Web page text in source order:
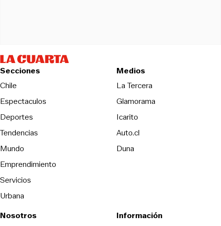
Secciones
Chile
Espectaculos
Deportes
Tendencias
Mundo
Emprendimiento
Servicios
Urbana
Medios
La TerceraOpens in new
Glamorama
Icarito
Auto.cl
DunaOpens in new window
Nosotros
Información